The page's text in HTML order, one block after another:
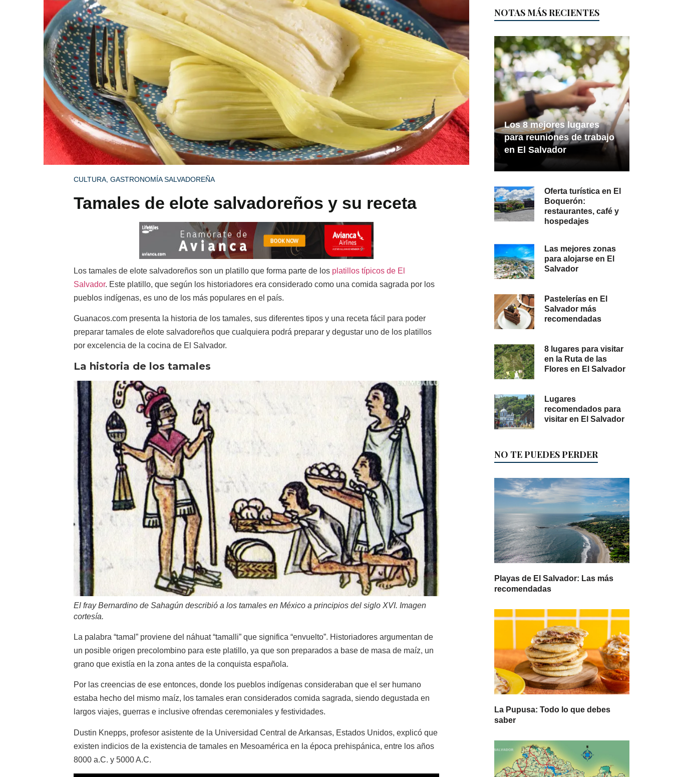
CULTURA GASTRONOMÍA SALVADOREÑA
Tamales de elote salvadoreños y su receta
Los tamales de elote salvadoreños son un platillo que forma parte de los platillos típicos de El
Salvador. Este platillo, que según los historiadores era considerado como una comida sagrada por los
pueblos indígenas, es uno de los más populares en el país.
Guanacos.com presenta la historia de los tamales, sus diferentes tipos y una receta fácil para poder
preparar tamales de elote salvadoreños que cualquiera podrá preparar y degustar uno de los platillos
por excelencia de la cocina de El Salvador.
La historia de los tamales
El fray Bernardino de Sahagún describió a los tamales en México a principios del siglo XVI. Imagen
cortesía.
La palabra “tamal” proviene del náhuat “tamalli” que significa “envuelto”. Historiadores argumentan de
un posible origen precolombino para este platillo, ya que son preparados a base de masa de maíz, un
grano que existía en la zona antes de la conquista española.
Por las creencias de ese entonces, donde los pueblos indígenas consideraban que el ser humano
estaba hecho del mismo maíz, los tamales eran considerados comida sagrada, siendo degustada en
largos viajes, guerras e inclusive ofrendas ceremoniales y festividades.
Dustin Knepps, profesor asistente de la Universidad Central de Arkansas, Estados Unidos, explicó que
existen indicios de la existencia de tamales en Mesoamérica en la época prehispánica, entre los años
8000 a.C. y 5000 A.C.
NOTAS MÁS RECIENTES
Los 8 mejores lugares
para reuniones de trabajo
en El Salvador
Oferta turística en El
Boquerón:
restaurantes, café y
hospedajes
Las mejores zonas
para alojarse en El
Salvador
Pastelerías en El
Salvador más
recomendadas
8 lugares para visitar
en la Ruta de las
Flores en El Salvador
Lugares
recomendados para
visitar en El Salvador
NO TE PUEDES PERDER
Playas de El Salvador: Las más
recomendadas
La Pupusa: Todo lo que debes
saber